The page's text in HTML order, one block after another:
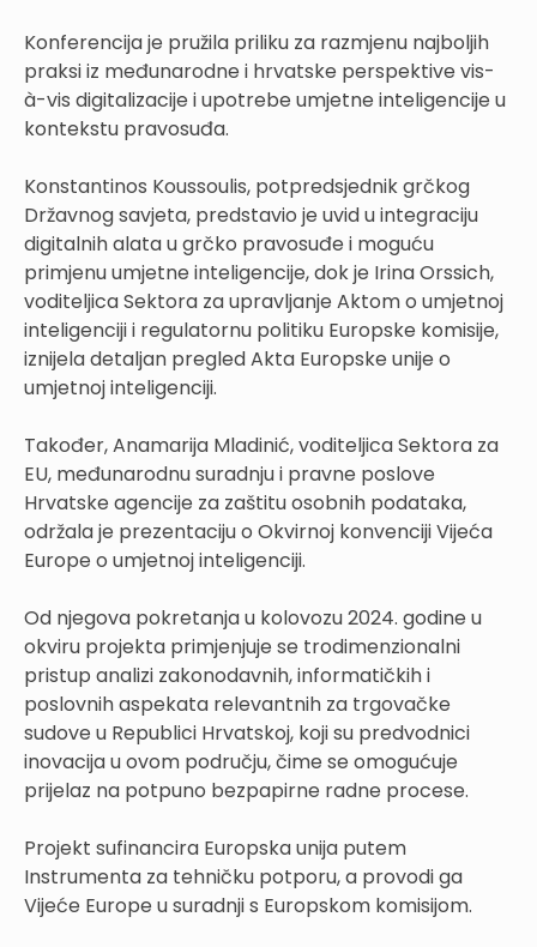
Konferencija je pružila priliku za razmjenu najboljih
praksi iz međunarodne i hrvatske perspektive vis-
à-vis digitalizacije i upotrebe umjetne inteligencije u
kontekstu pravosuđa.
Konstantinos Koussoulis, potpredsjednik grčkog
Državnog savjeta, predstavio je uvid u integraciju
digitalnih alata u grčko pravosuđe i moguću
primjenu umjetne inteligencije, dok je Irina Orssich,
voditeljica Sektora za upravljanje Aktom o umjetnoj
inteligenciji i regulatornu politiku Europske komisije,
iznijela detaljan pregled Akta Europske unije o
umjetnoj inteligenciji.
Također, Anamarija Mladinić, voditeljica Sektora za
EU, međunarodnu suradnju i pravne poslove
Hrvatske agencije za zaštitu osobnih podataka,
održala je prezentaciju o Okvirnoj konvenciji Vijeća
Europe o umjetnoj inteligenciji.
Od njegova pokretanja u kolovozu 2024. godine u
okviru projekta primjenjuje se trodimenzionalni
pristup analizi zakonodavnih, informatičkih i
poslovnih aspekata relevantnih za trgovačke
sudove u Republici Hrvatskoj, koji su predvodnici
inovacija u ovom području, čime se omogućuje
prijelaz na potpuno bezpapirne radne procese.
Projekt sufinancira Europska unija putem
Instrumenta za tehničku potporu, a provodi ga
Vijeće Europe u suradnji s Europskom komisijom.